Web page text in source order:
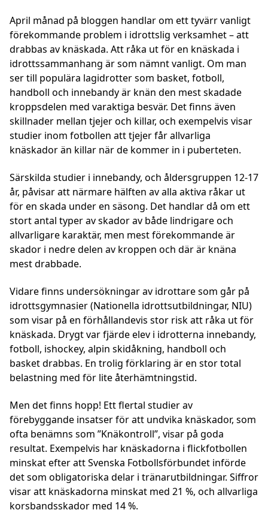
April månad på bloggen handlar om ett tyvärr vanligt
förekommande problem i idrottslig verksamhet – att
drabbas av knäskada. Att råka ut för en knäskada i
idrottssammanhang är som nämnt vanligt. Om man
ser till populära lagidrotter som basket, fotboll,
handboll och innebandy är knän den mest skadade
kroppsdelen med varaktiga besvär. Det finns även
skillnader mellan tjejer och killar, och exempelvis visar
studier inom fotbollen att tjejer får allvarliga
knäskador än killar när de kommer in i puberteten.
Särskilda studier i innebandy, och åldersgruppen 12-17
år, påvisar att närmare hälften av alla aktiva råkar ut
för en skada under en säsong. Det handlar då om ett
stort antal typer av skador av både lindrigare och
allvarligare karaktär, men mest förekommande är
skador i nedre delen av kroppen och där är knäna
mest drabbade.
Vidare finns undersökningar av idrottare som går på
idrottsgymnasier (Nationella idrottsutbildningar, NIU)
som visar på en förhållandevis stor risk att råka ut för
knäskada. Drygt var fjärde elev i idrotterna innebandy,
fotboll, ishockey, alpin skidåkning, handboll och
basket drabbas. En trolig förklaring är en stor total
belastning med för lite återhämtningstid.
Men det finns hopp! Ett flertal studier av
förebyggande insatser för att undvika knäskador, som
ofta benämns som ”Knäkontroll”, visar på goda
resultat. Exempelvis har knäskadorna i flickfotbollen
minskat efter att Svenska Fotbollsförbundet införde
det som obligatoriska delar i tränarutbildningar. Siffror
visar att knäskadorna minskat med 21 %, och allvarliga
korsbandsskador med 14 %.